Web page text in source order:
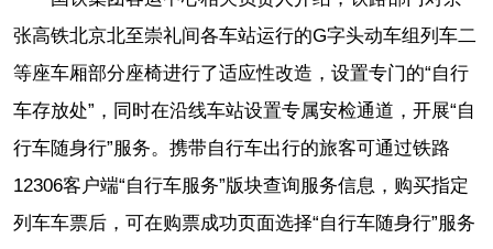
张高铁北京北至崇礼间各车站运行的G字头动车组列车二
等座车厢部分座椅进行了适应性改造，设置专门的“自行
车存放处”，同时在沿线车站设置专属安检通道，开展“自
行车随身行”服务。携带自行车出行的旅客可通过铁路
12306客户端“自行车服务”版块查询服务信息，购买指定
列车车票后，可在购票成功页面选择“自行车随身行”服务